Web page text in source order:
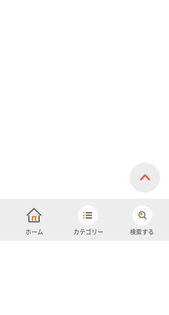
ホーム カテゴリー 検索する